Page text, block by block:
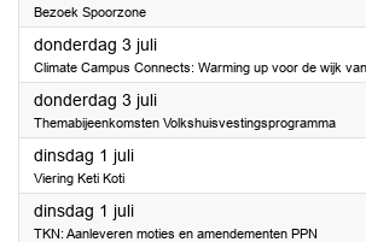
Bezoek Spoorzone
donderdag 3 juli2025
Climate Campus Connects: Warming up voor de wijk
donderdag 3 juli2025
Themabijeenkomsten Volkshuisvestingsprogramma
dinsdag 1 juli2025
Viering Keti Koti
dinsdag 1 juli2025
TKN: Aanleveren moties en amendementen PPN